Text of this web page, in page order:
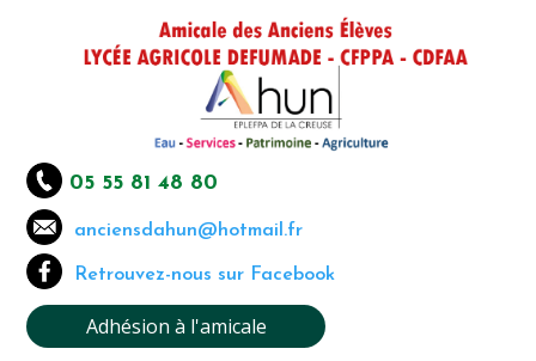
05 55 81 48 80
anciensdahun@hotmail.fr
Retrouvez-nous sur Facebook
Adhésion à l'amicale